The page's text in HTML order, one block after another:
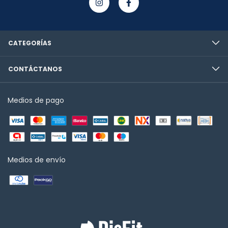
CATEGORÍAS
CONTÁCTANOS
Medios de pago
Medios de envío